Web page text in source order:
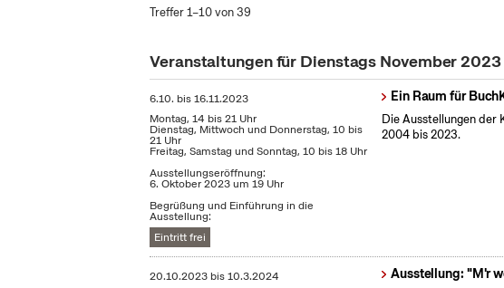
Treffer 1–10 von 39
Veranstaltungen für Dienstags November 2023
6.10. bis16.11.2023
Montag, 14 bis 21 Uhr
Dienstag, Mittwoch und Donnerstag, 10 bis
21 Uhr
Freitag, Samstag und Sonntag, 10 bis 18 Uhr
Ausstellungseröffnung:
6. Oktober 2023 um 19 Uhr
Begrüßung und Einführung in die
Ausstellung:
Eintritt frei
Ein Raum für
Die Ausstellungen der
2004 bis 2023.
20.10.2023 bis10.3.2024
Ausstellung: "M'r